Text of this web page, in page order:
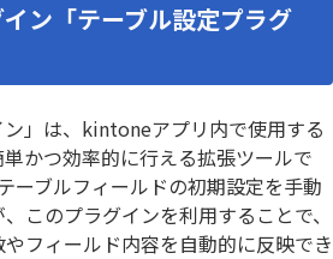
ン「テーブル設定プラグ
ン」は、kintoneアプリ内で使用する
かつ効率的に行える拡張ツールで
ーブルフィールドの初期設定を手動
このプラグインを利用することで、
フィールド内容を自動的に反映でき